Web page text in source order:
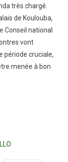
très chargé.
de Koulouba,
Conseil national
vont
période cruciale,
menée à bon